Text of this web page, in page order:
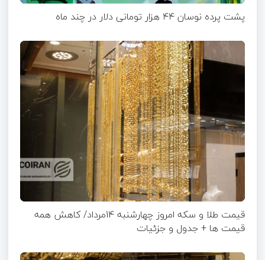
پشت پرده نوسان ۴۴ هزار تومانی دلار در چند ماه
قیمت طلا و سکه امروز چهارشنبه 14مرداد/ کاهش همه
قیمت ها + جدول و جزئیات